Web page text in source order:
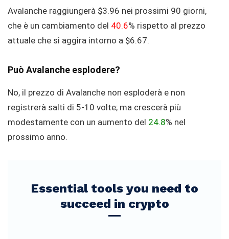
Avalanche raggiungerà $3.96 nei prossimi 90 giorni,
che è un cambiamento del 40.6% rispetto al prezzo
attuale che si aggira intorno a $6.67.
Può Avalanche esplodere?
No, il prezzo di Avalanche non esploderà e non
registrerà salti di 5-10 volte; ma crescerà più
modestamente con un aumento del 24.8% nel
prossimo anno.
Essential tools you need to
succeed in crypto